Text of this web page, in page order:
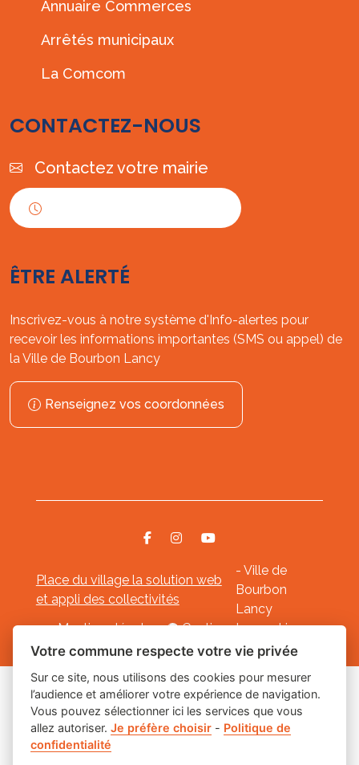
Annuaire Commerces
Arrêtés municipaux
La Comcom
CONTACTEZ-NOUS
Contactez votre mairie
ÊTRE ALERTÉ
Inscrivez-vous à notre système d'Info-alertes pour
recevoir les informations importantes (SMS ou appel) de
la Ville de Bourbon Lancy
Renseignez vos coordonnées
Place du village la solution web
et appli des collectivités
- Ville de
Bourbon
Lancy
Mentions légales- Gestion des cookies
Les labels
Votre commune respecte votre vie privée
Sur ce site, nous utilisons des cookies pour mesurer
l’audience et améliorer votre expérience de navigation.
Vous pouvez sélectionner ici les services que vous
allez autoriser.Je préfère choisir - Politique de
confidentialité